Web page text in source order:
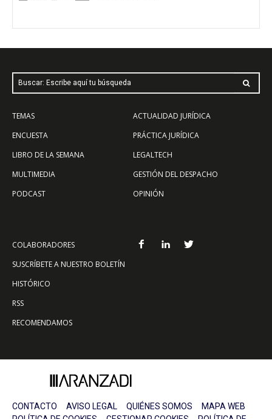
Buscar: Escribe aquí tu búsqueda
TEMAS
ENCUESTA
LIBRO DE LA SEMANA
MULTIMEDIA
PODCAST
ACTUALIDAD JURÍDICA
PRÁCTICA JURÍDICA
LEGALTECH
GESTIÓN DEL DESPACHO
OPINIÓN
COLABORADORES
SUSCRÍBETE A NUESTRO BOLETÍN
HISTÓRICO
RSS
RECOMENDAMOS
CONTACTO AVISO LEGAL QUIÉNES SOMOS
MAPA WEB